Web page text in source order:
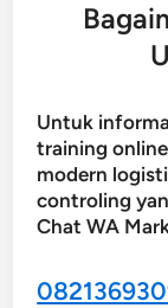
Untuk
training
modern
controling
Chat WA